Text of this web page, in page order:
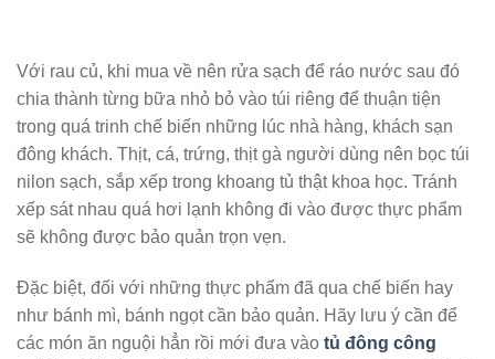
Với rau củ, khi mua về nên rửa sạch để ráo nước sau đó
chia thành từng bữa nhỏ bỏ vào túi riêng để thuận tiện
trong quá trinh chế biến những lúc nhà hàng, khách sạn
đông khách. Thịt, cá, trứng, thịt gà người dùng nên bọc túi
nilon sạch, sắp xếp trong khoang tủ thật khoa học. Tránh
xếp sát nhau quá hơi lạnh không đi vào được thực phẩm
sẽ không được bảo quản trọn vẹn.
Đặc biệt, đối với những thực phẩm đã qua chế biến hay
như bánh mì, bánh ngọt cần bảo quản. Hãy lưu ý cần để
các món ăn nguội hẳn rồi mới đưa vào tủ đông công